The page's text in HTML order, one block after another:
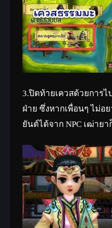
3.ปิดท้ายเควสด้วยการ
ฝ่าย ซึ่งหากเพื่อนๆ ไม่อ
ยันต์ได้จาก NPC เฒ่ายา